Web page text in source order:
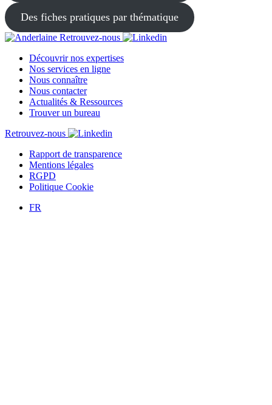
Des fiches pratiques par thématique
Retrouvez-nous
Découvrir nos expertises
Nos services en ligne
Nous connaître
Nous contacter
Actualités & Ressources
Trouver un bureau
Retrouvez-nous
Rapport de transparence
Mentions légales
RGPD
Politique Cookie
FR